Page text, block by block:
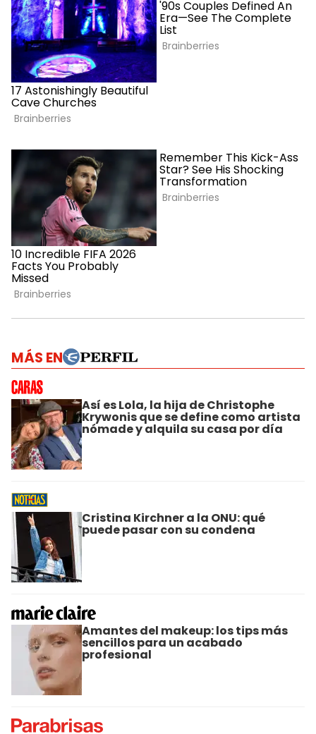
MÁS EN
Así es Lola, la hija de Christophe
Krywonis que se define como artista
nómade y alquila su casa por día
Cristina Kirchner a la ONU: qué
puede pasar con su condena
Amantes del makeup: los tips más
sencillos para un acabado
profesional